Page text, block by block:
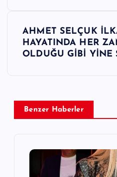
z
AHMET SELÇUK
HAYATINDA HER
OLDUĞU GİBİ YİNE
Benzer Haberler